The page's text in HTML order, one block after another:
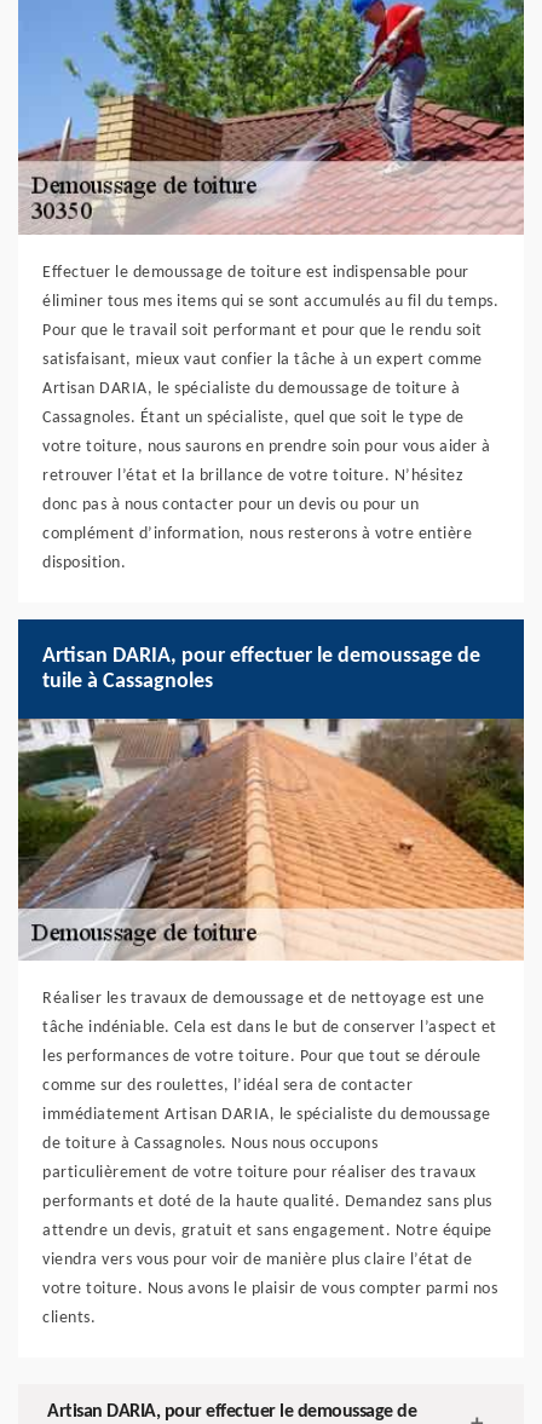
Effectuer le demoussage de toiture est indispensable pour
éliminer tous mes items qui se sont accumulés au fil du temps.
Pour que le travail soit performant et pour que le rendu soit
satisfaisant, mieux vaut confier la tâche à un expert comme
Artisan DARIA, le spécialiste du demoussage de toiture à
Cassagnoles. Étant un spécialiste, quel que soit le type de
votre toiture, nous saurons en prendre soin pour vous aider à
retrouver l’état et la brillance de votre toiture. N’hésitez
donc pas à nous contacter pour un devis ou pour un
complément d’information, nous resterons à votre entière
disposition.
Artisan DARIA, pour effectuer le demoussage de
tuile à Cassagnoles
Réaliser les travaux de demoussage et de nettoyage est une
tâche indéniable. Cela est dans le but de conserver l’aspect et
les performances de votre toiture. Pour que tout se déroule
comme sur des roulettes, l’idéal sera de contacter
immédiatement Artisan DARIA, le spécialiste du demoussage
de toiture à Cassagnoles. Nous nous occupons
particulièrement de votre toiture pour réaliser des travaux
performants et doté de la haute qualité. Demandez sans plus
attendre un devis, gratuit et sans engagement. Notre équipe
viendra vers vous pour voir de manière plus claire l’état de
votre toiture. Nous avons le plaisir de vous compter parmi nos
clients.
Artisan DARIA, pour effectuer le demoussage de